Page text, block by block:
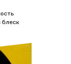
блеск